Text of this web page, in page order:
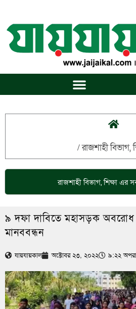
content
/রাজশাহী বিভাগ,
রাজশাহী বিভাগ,শিক্ষাএর
৯ দফা দাবিতে মহাসড়ক অবরোধ
মানববন্ধন
যায়যায়কাল অক্টোবর ২৩, ২০২২ ৯:২২